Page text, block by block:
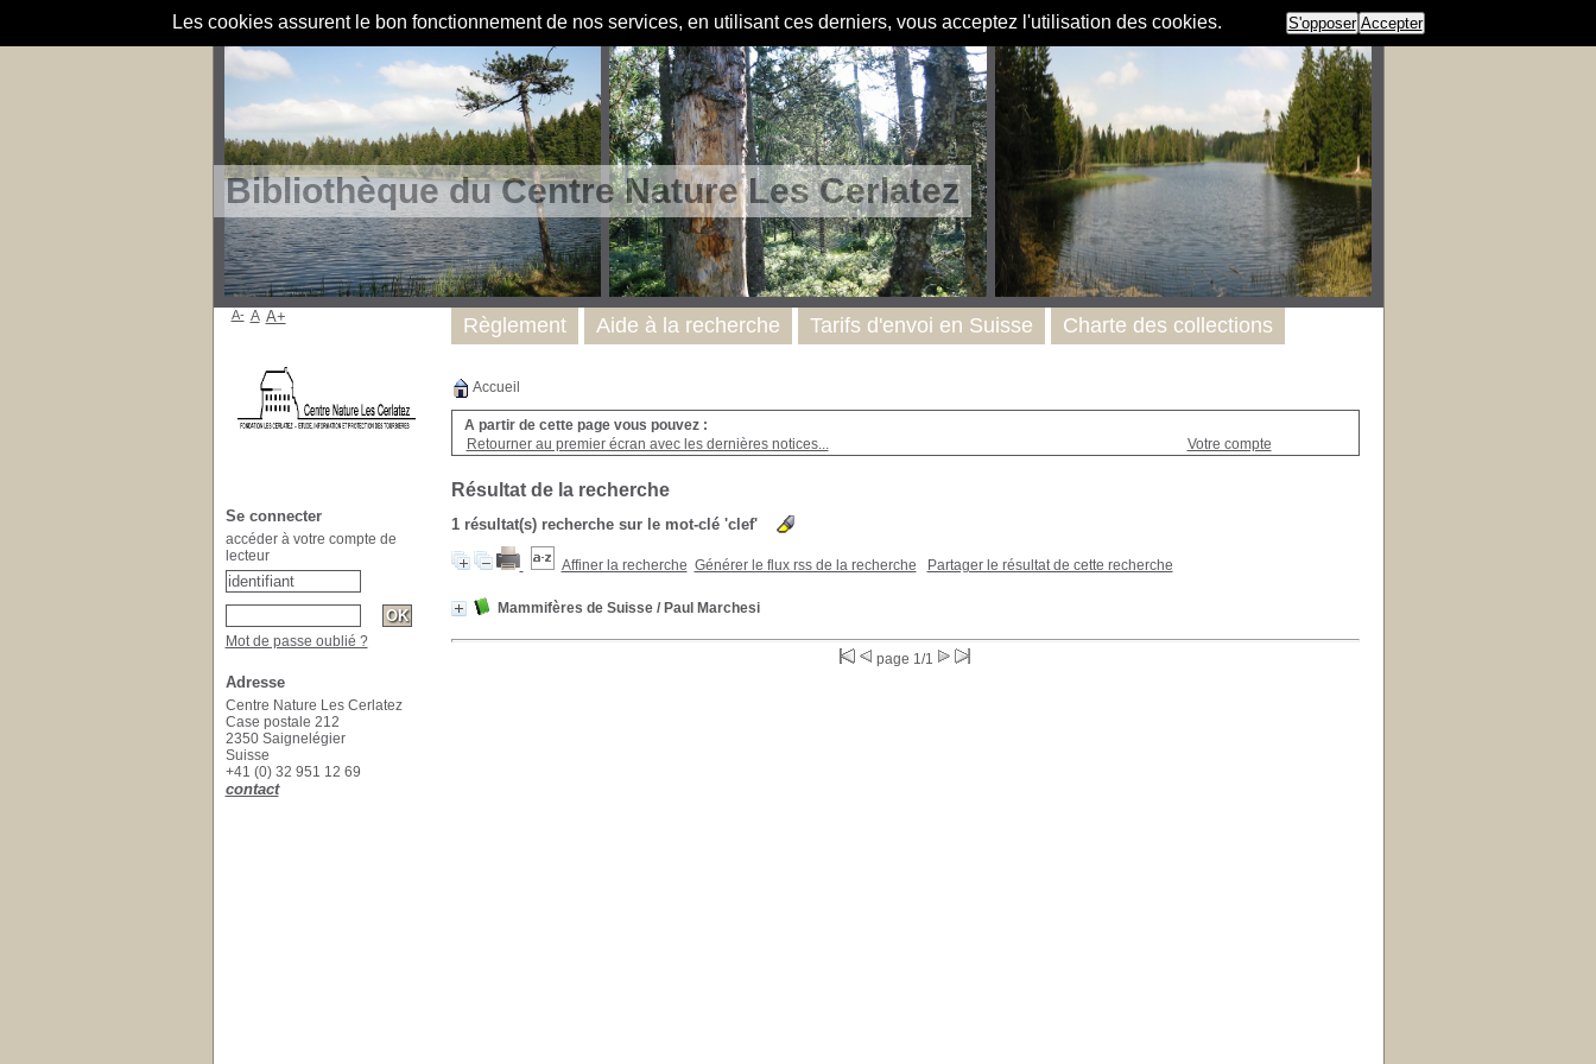
Les cookies assurent le bon fonctionnement de nos services, en utilisant ces derniers, vous acceptez l'utilisation des cookies. S'opposer Accepter
Bibliothèque du Centre Nature Les Cerlatez
Accueil
A partir de cette page vous pouvez :
Retourner au premier écran avec les dernières notices...
Votre compte
Résultat de la recherche
1 résultat(s) recherche sur le mot-clé 'clef'
Affiner la recherche Générer le flux rss de la recherche Partager le résultat de cette recherche
Mammifères de Suisse/ Paul Marchesi
page 1/1
Règlement Aide à la recherche Tarifs d'envoi en Suisse Charte des collections
A- A A+
Se connecter
accéder à votre compte de
lecteur
Mot de passe oublié ?
Adresse
Centre Nature Les Cerlatez
Case postale 212
2350 Saignelégier
Suisse
+41 (0) 32 951 12 69
contact